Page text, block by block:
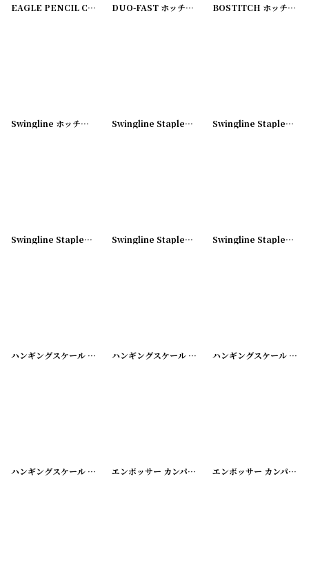
EAGLE PENCIL COMPANY シャープペンシル 替え芯 [180209-16]
DUO-FAST ホッチキス 針 [180209-15] BOSTITCH ホッチキス 針
Swingline ホッチキス 針 No35 [180209-01]Swingline Stapler ホッチキス No27 [180614-03
Swingline Stapler No405 ホッチキス
Swingline Stapler CUB ホッチキス [180614-07
Swingline Stapler CUB ホッチキス [180614-08
Swingline Stapler ホッチキス NO711
ハンギングスケール CHATILLON'S NY [180618-01 ]
ハンギングスケール PS&W [180618-03] ハンギングスケール L.F.&C NY
ハンギングスケール Skyway [180618-04] エンボッサー カンパニーシール [20200424-1]エンボッサー カンパニーシール